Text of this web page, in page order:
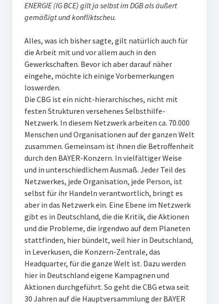
ENERGIE (IG BCE) gilt ja selbst im DGB als äußert
gemäßigt und konfliktscheu.
Alles, was ich bisher sagte, gilt natürlich auch für
die Arbeit mit und vor allem auch in den
Gewerkschaften. Bevor ich aber darauf näher
eingehe, möchte ich einige Vorbemerkungen
loswerden.
Die CBG ist ein nicht-hierarchisches, nicht mit
festen Strukturen versehenes Selbsthilfe-
Netzwerk. In diesem Netzwerk arbeiten ca. 70.000
Menschen und Organisationen auf der ganzen Welt
zusammen. Gemeinsam ist ihnen die Betroffenheit
durch den BAYER-Konzern. In vielfältiger Weise
und in unterschiedlichem Ausmaß. Jeder Teil des
Netzwerkes, jede Organisation, jede Person, ist
selbst für ihr Handeln verantwortlich, bringt es
aber in das Netzwerk ein. Eine Ebene im Netzwerk
gibt es in Deutschland, die die Kritik, die Aktionen
und die Probleme, die irgendwo auf dem Planeten
stattfinden, hier bündelt, weil hier in Deutschland,
in Leverkusen, die Konzern-Zentrale, das
Headquarter, für die ganze Welt ist. Dazu werden
hier in Deutschland eigene Kampagnen und
Aktionen durchgeführt. So geht die CBG etwa seit
30 Jahren auf die Hauptversammlung der BAYER